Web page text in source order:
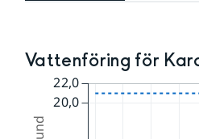
Vattenföring för